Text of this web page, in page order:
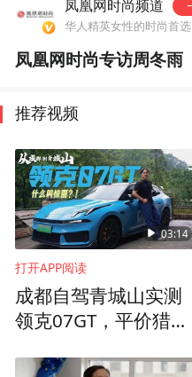
凤凰网时尚频道
华人精英女性的时尚首选
凤凰网时尚专访周冬雨
推荐视频
03:14
打开APP阅读
成都自驾青城山实测
领克07GT，平价猎装